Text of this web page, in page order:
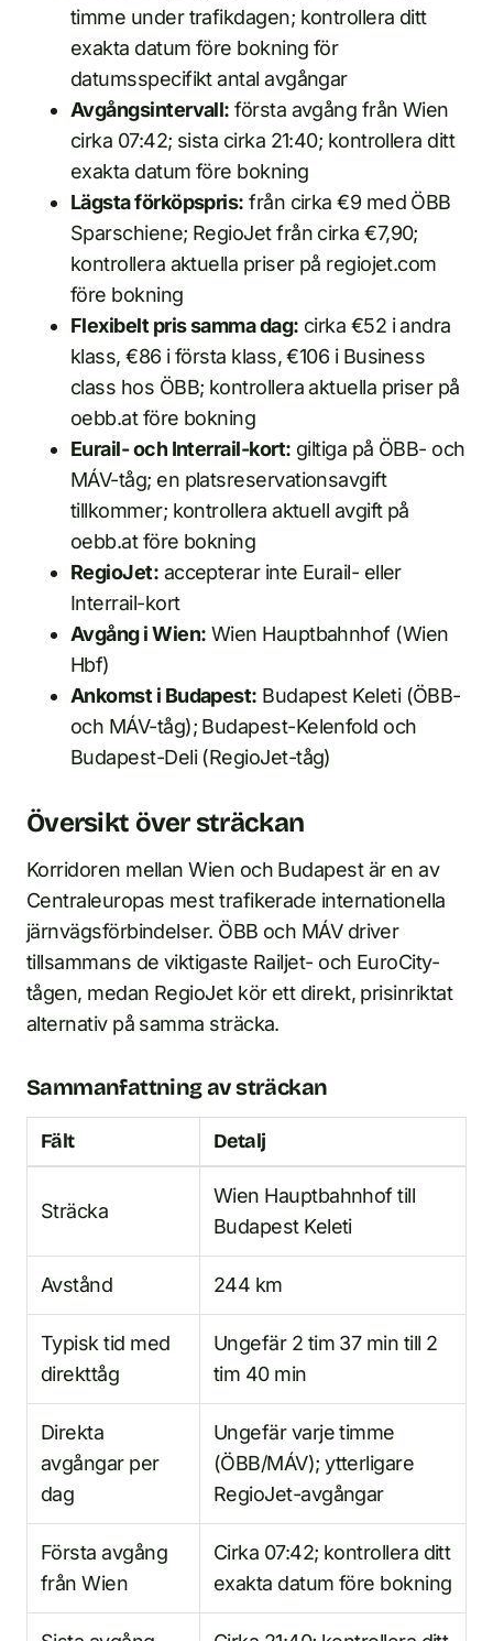
timme under trafikdagen; kontrollera ditt
exakta datum före bokning för
datumsspecifikt antal avgångar
Avgångsintervall: första avgång från Wien
cirka 07:42; sista cirka 21:40; kontrollera ditt
exakta datum före bokning
Lägsta förköpspris: från cirka €9 med ÖBB
Sparschiene; RegioJet från cirka €7,90;
kontrollera aktuella priser på regiojet.com
före bokning
Flexibelt pris samma dag: cirka €52 i andra
klass, €86 i första klass, €106 i Business
class hos ÖBB; kontrollera aktuella priser på
oebb.at före bokning
Eurail- och Interrail-kort: giltiga på ÖBB- och
MÁV-tåg; en platsreservationsavgift
tillkommer; kontrollera aktuell avgift på
oebb.at före bokning
RegioJet: accepterar inte Eurail- eller
Interrail-kort
Avgång i Wien: Wien Hauptbahnhof (Wien
Hbf)
Ankomst i Budapest: Budapest Keleti (ÖBB-
och MÁV-tåg); Budapest-Kelenfold och
Budapest-Deli (RegioJet-tåg)
Översikt över sträckan
Korridoren mellan Wien och Budapest är en av
Centraleuropas mest trafikerade internationella
järnvägsförbindelser. ÖBB och MÁV driver
tillsammans de viktigaste Railjet- och EuroCity-
tågen, medan RegioJet kör ett direkt, prisinriktat
alternativ på samma sträcka.
Sammanfattning av sträckan
Fält Detalj
Sträcka
Wien Hauptbahnhof till
Budapest Keleti
Avstånd 244 km
Typisk tid med
direkttåg
Ungefär 2 tim 37 min till 2
tim 40 min
Direkta
avgångar per
dag
Ungefär varje timme
(ÖBB/MÁV); ytterligare
RegioJet-avgångar
Första avgång
från Wien
Cirka 07:42; kontrollera ditt
exakta datum före bokning